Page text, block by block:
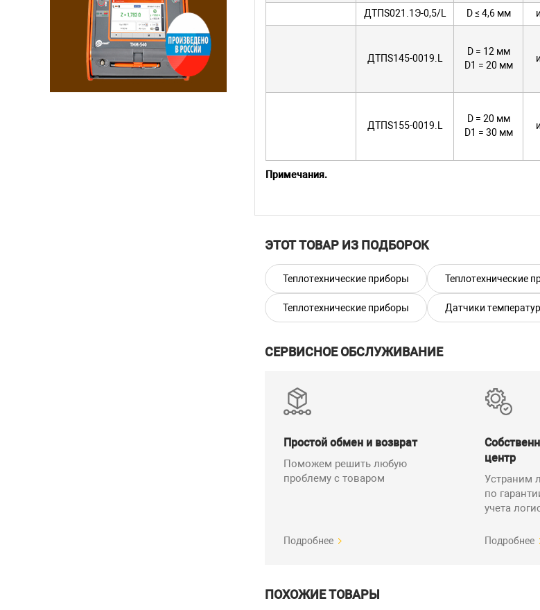
ДТПS021.1Э-0,5/L D ≤ 4,6 мм
ДТПS145-0019.L
D = 12 мм
D1 = 20 мм
ДТПS155-0019.L
D = 20 мм
D1 = 30 мм
Примечания.
Для ДТПХ мод. 145, 155:
Для датчиков ДТПХ145 и ДТПХ155 длина L2 – размер
монтажной части L. В таблице приведены типоразмеры L и
Конструктивные размеры монтажных
L, мм
500
630
ЭТОТ ТОВАР ИЗ ПОДБОРОК
Теплотехнические приборы Теплотехнические
Теплотехнические приборы Датчики
СЕРВИСНОЕ ОБСЛУЖИВАНИЕ
Простой обмен и возврат
Поможем решить любую
проблему с товаром
Подробнее
центр
Устраним
по
учета
Подробнее
ПОХОЖИЕ ТОВАРЫ